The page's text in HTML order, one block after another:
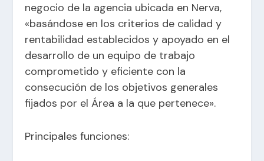
negocio de la agencia ubicada en Nerva,
«basándose en los criterios de calidad y
rentabilidad establecidos y apoyado en el
desarrollo de un equipo de trabajo
comprometido y eficiente con la
consecución de los objetivos generales
fijados por el Área a la que pertenece».
Principales funciones: